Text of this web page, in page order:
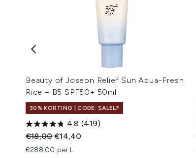
Beauty of Joseon Relief Sun Aqua-Fresh
Rice + B5 SPF50+ 50ml
30% KORTING | CODE: SALELF
4.8 (419)
Recommended Retail Price:
€18,00Huidige prijs:
€14,40
€288,00 per L